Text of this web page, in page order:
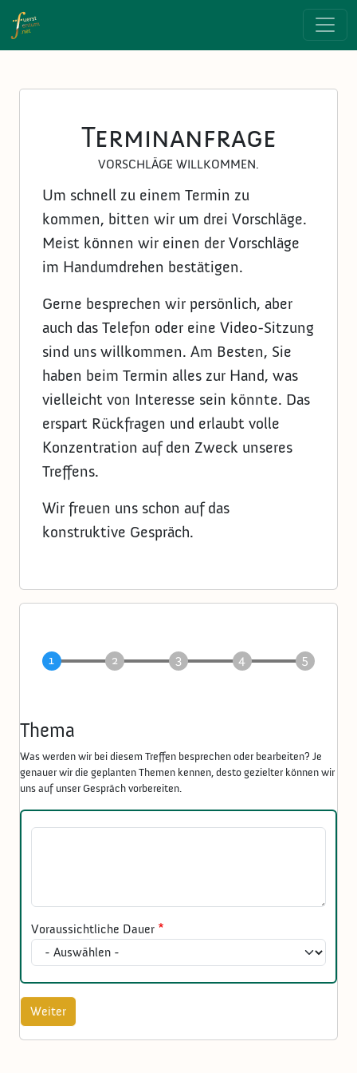
Direkt zum Inhalt
Terminanfrage
VORSCHLÄGE WILLKOMMEN.
Um schnell zu einem Termin zu
kommen, bitten wir um drei Vorschläge.
Meist können wir einen der Vorschläge
im Handumdrehen bestätigen.
Gerne besprechen wir persönlich, aber
auch das Telefon oder eine Video-Sitzung
sind uns willkommen. Am Besten, Sie
haben beim Termin alles zur Hand, was
vielleicht von Interesse sein könnte. Das
erspart Rückfragen und erlaubt volle
Konzentration auf den Zweck unseres
Treffens.
Wir freuen uns schon auf das
konstruktive Gespräch.
Thema
Was werden wir bei diesem Treffen besprechen oder bearbeiten? Je
genauer wir die geplanten Themen kennen, desto gezielter können wir
uns auf unser Gespräch vorbereiten.
Voraussichtliche Dauer